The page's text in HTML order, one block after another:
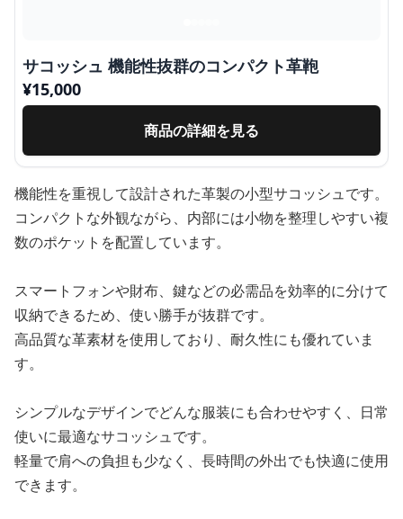
サコッシュ 機能性抜群のコンパクト革鞄
¥15,000
商品の詳細を見る
機能性を重視して設計された革製の小型サコッシュです。
コンパクトな外観ながら、内部には小物を整理しやすい複
数のポケットを配置しています。
スマートフォンや財布、鍵などの必需品を効率的に分けて
収納できるため、使い勝手が抜群です。
高品質な革素材を使用しており、耐久性にも優れていま
す。
シンプルなデザインでどんな服装にも合わせやすく、日常
使いに最適なサコッシュです。
軽量で肩への負担も少なく、長時間の外出でも快適に使用
できます。